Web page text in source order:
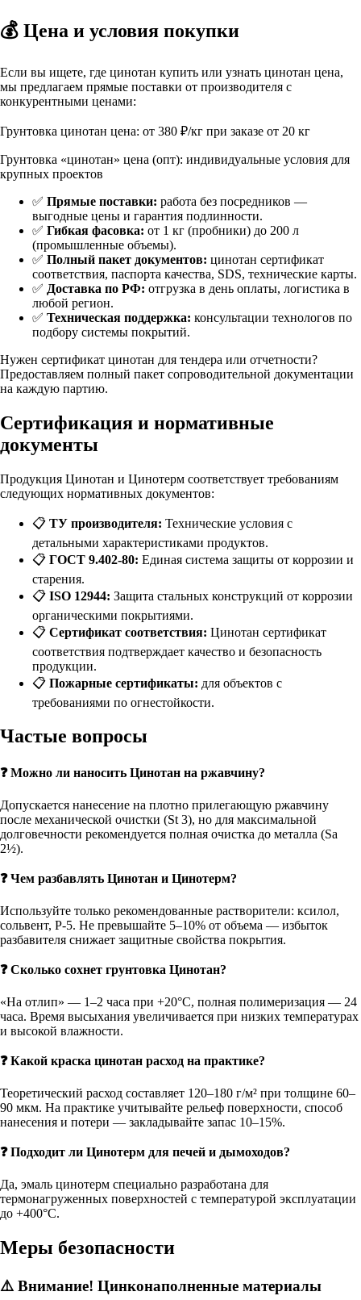
💰 Цена и условия покупки
Если вы ищете, где цинотан купить или узнать цинотан цена,
мы предлагаем прямые поставки от производителя с
конкурентными ценами:
Грунтовка цинотан цена: от 380 ₽/кг при заказе от 20 кг
Грунтовка «цинотан» цена (опт): индивидуальные условия для
крупных проектов
✅ Прямые поставки: работа без посредников —
выгодные цены и гарантия подлинности.
✅ Гибкая фасовка: от 1 кг (пробники) до 200 л
(промышленные объемы).
✅ Полный пакет документов: цинотан сертификат
соответствия, паспорта качества, SDS, технические карты.
✅ Доставка по РФ: отгрузка в день оплаты, логистика в
любой регион.
✅ Техническая поддержка: консультации технологов по
подбору системы покрытий.
Нужен сертификат цинотан для тендера или отчетности?
Предоставляем полный пакет сопроводительной документации
на каждую партию.
Сертификация и нормативные
документы
Продукция Цинотан и Цинотерм соответствует требованиям
следующих нормативных документов:
📋 ТУ производителя: Технические условия с
детальными характеристиками продуктов.
📋 ГОСТ 9.402-80: Единая система защиты от коррозии и
старения.
📋 ISO 12944: Защита стальных конструкций от коррозии
органическими покрытиями.
📋 Сертификат соответствия: Цинотан сертификат
соответствия подтверждает качество и безопасность
продукции.
📋 Пожарные сертификаты: для объектов с
требованиями по огнестойкости.
Частые вопросы
❓ Можно ли наносить Цинотан на ржавчину?
Допускается нанесение на плотно прилегающую ржавчину
после механической очистки (St 3), но для максимальной
долговечности рекомендуется полная очистка до металла (Sa
2½).
❓ Чем разбавлять Цинотан и Цинотерм?
Используйте только рекомендованные растворители: ксилол,
сольвент, Р-5. Не превышайте 5–10% от объема — избыток
разбавителя снижает защитные свойства покрытия.
❓ Сколько сохнет грунтовка Цинотан?
«На отлип» — 1–2 часа при +20°C, полная полимеризация — 24
часа. Время высыхания увеличивается при низких температурах
и высокой влажности.
❓ Какой краска цинотан расход на практике?
Теоретический расход составляет 120–180 г/м² при толщине 60–
90 мкм. На практике учитывайте рельеф поверхности, способ
нанесения и потери — закладывайте запас 10–15%.
❓ Подходит ли Цинотерм для печей и дымоходов?
Да, эмаль цинотерм специально разработана для
термонагруженных поверхностей с температурой эксплуатации
до +400°C.
Меры безопасности
⚠️ Внимание! Цинконаполненные материалы